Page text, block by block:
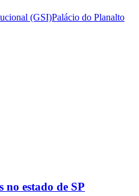
(GSI)Palácio do Planalto
no estado de SP